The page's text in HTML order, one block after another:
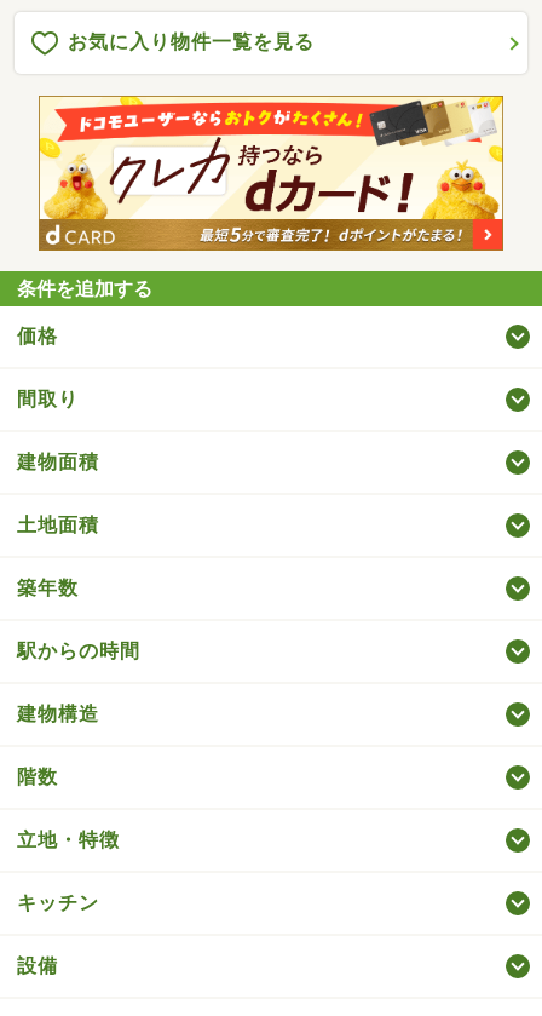
お気に入り物件一覧を見る
条件を追加する
価格
間取り
建物面積
土地面積
築年数
駅からの時間
建物構造
階数
立地・特徴
キッチン
設備